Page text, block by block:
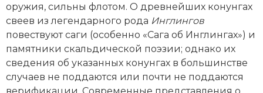
оружия, сильны флотом. О древнейших конунгах
свеев из легендарного рода Инглингов
повествуют саги (особенно «Сага об Инглингах») и
памятники скальдической поэзии; однако их
сведения об указанных конунгах в большинстве
случаев не поддаются или почти не поддаются